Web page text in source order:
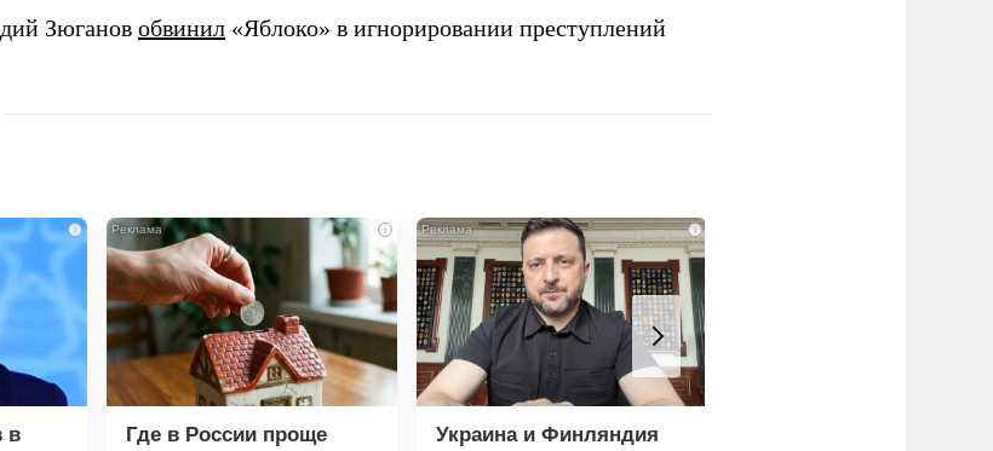
Зюганов обвинил «Яблоко» в игнорировании преступлений
i
в
i
Где в России проще
i
Украина и Финляндия